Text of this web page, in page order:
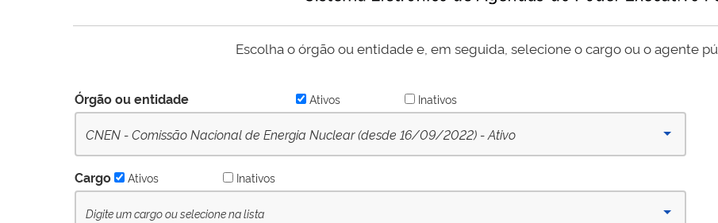
Escolha o órgão ou entidade e, em seguida, selecione o cargo ou o agente
Órgão ou entidade Ativos Inativos
CNEN - Comissão Nacional de Energia Nuclear (desde 16/09/2022) - Ativo
Cargo Ativos Inativos